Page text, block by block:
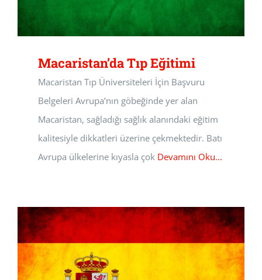
Macaristan’da Tıp Eğitimi
Macaristan Tıp Üniversiteleri İçin Başvuru
Belgeleri Avrupa’nın göbeğinde yer alan
Macaristan, sağladığı sağlık alanındaki eğitim
kalitesiyle dikkatleri üzerine çekmektedir. Batı
Avrupa ülkelerine kıyasla çok Devamını Oku...